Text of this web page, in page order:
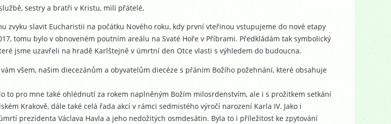
sestry a bratři v Kristu, milí přátelé,
zvyku slavit Eucharistii na počátku Nového roku, kdy první vteřinou vstupujeme do nové etapy
tomu bylo v obnoveném poutním areálu na Svaté Hoře v Příbrami. Předkládám tak symbolický
jsme uzavřeli na hradě Karlštejně v úmrtní den Otce vlasti s výhledem do budoucna.
všem, našim diecezánům a obyvatelům diecéze s přáním Božího požehnání, které obsahuje
to pro mne také ohlédnutí za rokem naplněným Božím milosrdenstvím, ale i s prožitkem setkání
Krakově, dále také celá řada akcí v rámci sedmistého výročí narození Karla IV. Jako i
prezidenta Václava Havla a jeho nedožitých osmdesátin. Byla to i příležitost ke zpytování